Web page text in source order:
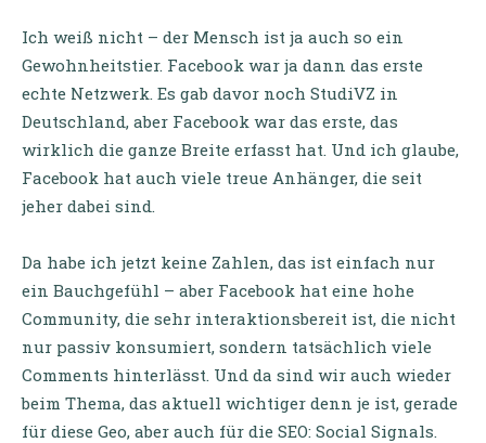
Ich weiß nicht – der Mensch ist ja auch so ein
Gewohnheitstier. Facebook war ja dann das erste
echte Netzwerk. Es gab davor noch StudiVZ in
Deutschland, aber Facebook war das erste, das
wirklich die ganze Breite erfasst hat. Und ich glaube,
Facebook hat auch viele treue Anhänger, die seit
jeher dabei sind.
Da habe ich jetzt keine Zahlen, das ist einfach nur
ein Bauchgefühl – aber Facebook hat eine hohe
Community, die sehr interaktionsbereit ist, die nicht
nur passiv konsumiert, sondern tatsächlich viele
Comments hinterlässt. Und da sind wir auch wieder
beim Thema, das aktuell wichtiger denn je ist, gerade
für diese Geo, aber auch für die SEO: Social Signals.